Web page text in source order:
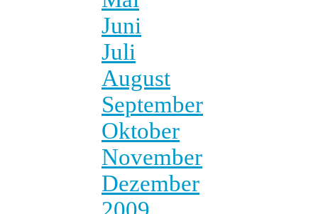
Juni
Juli
August
September
Oktober
November
Dezember